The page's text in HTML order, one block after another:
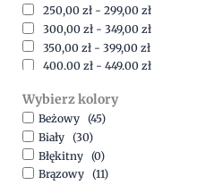
250,00 zł - 299,00 zł
300,00 zł - 349,00 zł
350,00 zł - 399,00 zł
400,00 zł - 449,00 zł
500,00zł-1500,00
Wybierz kolory
Beżowy (45)
Biały (30)
Błękitny (0)
Brązowy (11)